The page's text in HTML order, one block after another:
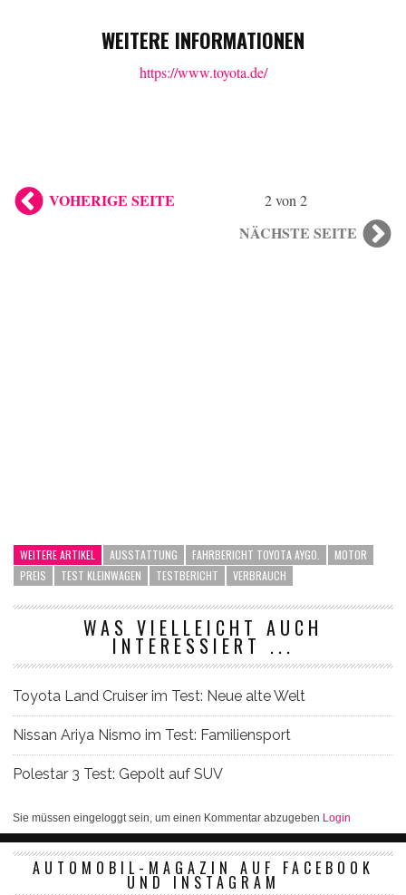
WEITERE INFORMATIONEN
https://www.toyota.de/
VOHERIGE SEITE 2 von 2
NÄCHSTE SEITE
WEITERE ARTIKEL AUSSTATTUNG FAHRBERICHT TOYOTA AYGO.
MOTOR
PREIS
TEST KLEINWAGEN TESTBERICHT VERBRAUCH
WAS VIELLEICHT AUCH
INTERESSIERT ...
Toyota Land Cruiser im Test: Neue alte Welt
Nissan Ariya Nismo im Test: Familiensport
Polestar 3 Test: Gepolt auf SUV
Sie müssen eingeloggt sein, um einen Kommentar abzugeben Login
AUTOMOBIL-MAGAZIN AUF FACEBOOK
UND INSTAGRAM